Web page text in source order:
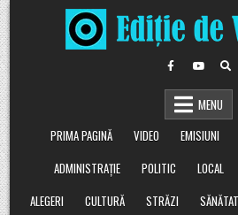
Skip
to
content
MENU
PRIMA PAGINĂ
VIDEO EMISIUNI
ADMINISTRAȚIE
POLITIC LOCAL
ALEGERI
CULTURĂ STRĂZI